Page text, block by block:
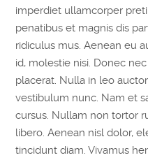
imperdiet ullamcorper
penatibus et magnis dis
ridiculus mus. Aenean eu
id, molestie nisi. Donec
placerat. Nulla in leo
vestibulum nunc. Nam et
cursus. Nullam non tortor
libero. Aenean nisl dolor,
tincidunt diam. Vivamus